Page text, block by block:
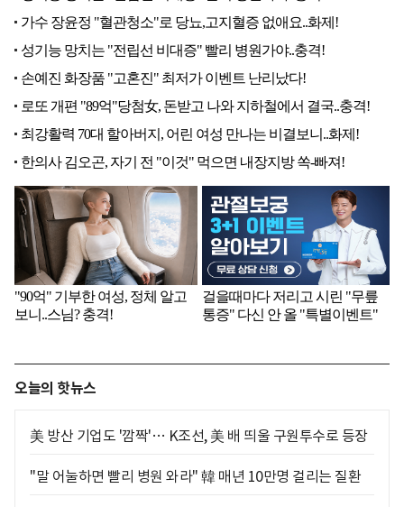
오늘의 핫뉴스
美 방산 기업도 '깜짝'… K조선, 美 배 띄울 구원투수로 등장
"말 어눌하면 빨리 병원 와라" 韓 매년 10만명 걸리는 질환